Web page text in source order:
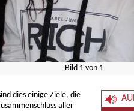
Bild 1 von 1
dies einige Ziele, die
aller